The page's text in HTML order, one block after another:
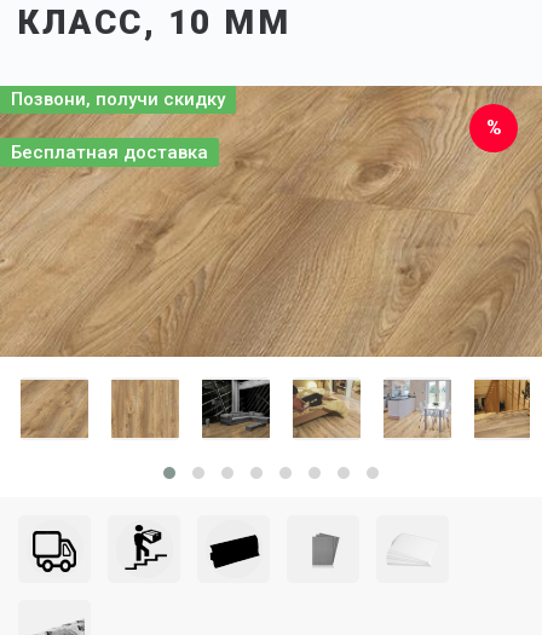
КЛАСС, 10 ММ
Позвони, получи скидку
Бесплатная доставка